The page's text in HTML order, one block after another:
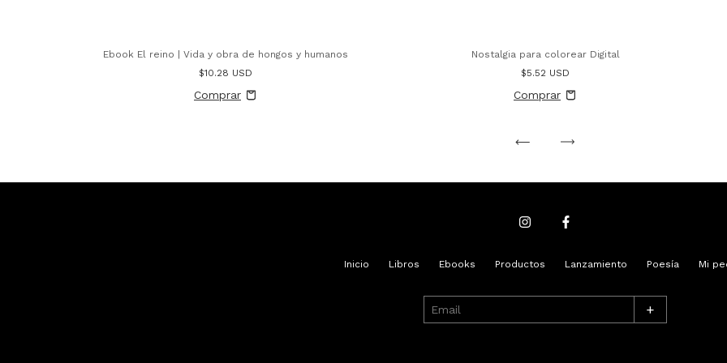
Ebook El reino | Vida y obra de hongos y humanos
$10.28 USD
Nostalgia para colorear Digital
$5.52 USD
Inicio Libros Ebooks Productos Lanzamiento Poesía Mi
+